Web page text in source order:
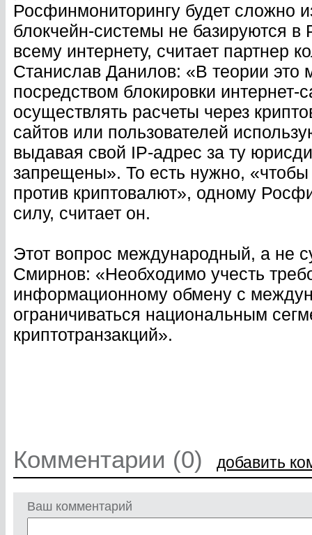
Росфинмониторингу будет сложно
блокчейн-системы не базируются в
всему интернету, считает партнер
Станислав Данилов: «В теории
посредством блокировки интернет-
осуществлять расчеты через
сайтов или пользователей
выдавая свой IP-адрес за ту
запрещены». То есть нужно,
против криптовалют», одному
силу, считает он.
Этот вопрос международный, а не
Смирнов: «Необходимо учесть
информационному обмену с
ограничиваться национальным
криптотранзакций».
Комментарии (0) добавить
Ваш комментарий